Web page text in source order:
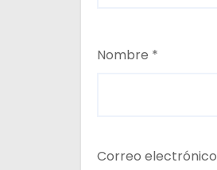
Nombre *
Correo electrónico